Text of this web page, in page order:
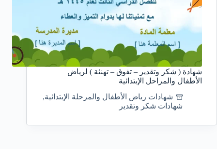
شهادة ( شكر وتقدير – تفوق – تهنئة ) لرياض
الأطفال والمراحل الإبتدائية
شهادات رياض الأطفال والمرحلة الإبتدائية,
شهادات شكر وتقدير